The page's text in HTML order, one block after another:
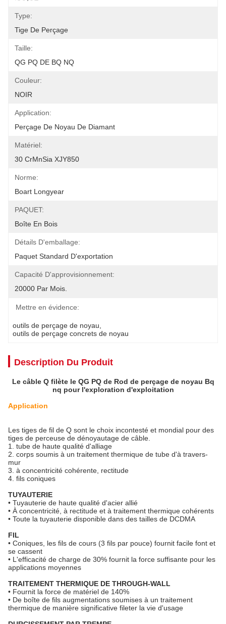
Type:
Tige De Perçage
Taille:
QG PQ DE BQ NQ
Couleur:
NOIR
Application:
Perçage De Noyau De Diamant
Matériel:
30 CrMnSia XJY850
Norme:
Boart Longyear
PAQUET:
Boîte En Bois
Détails D'emballage:
Paquet Standard D'exportation
Capacité D'approvisionnement:
20000 Par Mois.
Mettre en évidence:
outils de perçage de noyau
outils de perçage concrets de noyau
Description Du Produit
Le câble Q filète le QG PQ de Rod de perçage de noyau Bq
nq pour l'exploration d'exploitation
Application
Les tiges de fil de Q sont le choix incontesté et mondial pour des
tiges de perceuse de dénoyautage de câble.
1. tube de haute qualité d'alliage
2. corps soumis à un traitement thermique de tube d'à travers-
mur
3. à concentricité cohérente, rectitude
4. fils coniques
TUYAUTERIE
• Tuyauterie de haute qualité d'acier allié
• À concentricité, à rectitude et à traitement thermique cohérents
• Toute la tuyauterie disponible dans des tailles de DCDMA
FIL
• Coniques, les fils de cours (3 fils par pouce) fournit facile font et
se cassent
• L'efficacité de charge de 30% fournit la force suffisante pour les
applications moyennes
TRAITEMENT THERMIQUE DE THROUGH-WALL
• Fournit la force de matériel de 140%
• De boîte de fils augmentations soumises à un traitement
thermique de manière significative fileter la vie d'usage